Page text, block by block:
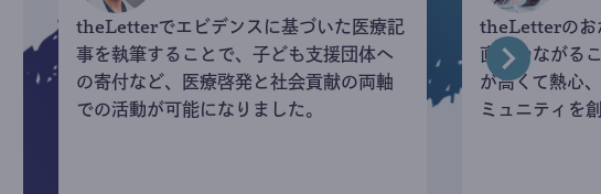
theLetterでエビデンスに基づいた医療記
事を執筆することで、子ども支援団体へ
の寄付など、医療啓発と社会貢献の両軸
での活動が可能になりました。
theLetterのお
直接つながる
が高くて熱心
ミュニティを